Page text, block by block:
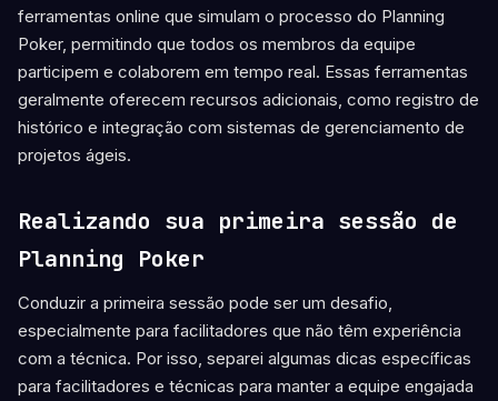
ferramentas online que simulam o processo do Planning
Poker, permitindo que todos os membros da equipe
participem e colaborem em tempo real. Essas ferramentas
geralmente oferecem recursos adicionais, como registro de
histórico e integração com sistemas de gerenciamento de
projetos ágeis.
Realizando sua primeira sessão de
Planning Poker
Conduzir a primeira sessão pode ser um desafio,
especialmente para facilitadores que não têm experiência
com a técnica. Por isso, separei algumas dicas específicas
para facilitadores e técnicas para manter a equipe engajada